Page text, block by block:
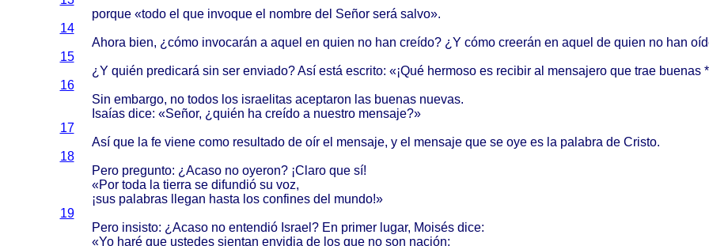
porque«todoel que invoqueel nombredel Señor será salvo».
14
Ahora bien, ¿ cómo invocarán a aquel en quien no han creído? ¿Y cómo creerán en aquel de quien no han
15
¿Y quién predicará sin ser enviado?Así está escrito: «¡Qué hermosoes recibiral mensajeroque trae buenas*
16
Sin embargo, no todoslos israelitas aceptaron las buenas nuevas.
Isaías dice: «Señor, ¿ quién ha creídoa nuestro mensaje?»
17
Asíque la fe viene como resultadode oírel mensaje, y el mensajeque se oye es la palabra de Cristo.
18
Pero pregunto: ¿ Acasono oyeron? ¡Claroque sí!
«Por toda la tierra se difundiósu voz,
¡sus palabras llegan hasta los confinesdel mundo!»
19
Pero insisto: ¿ Acasono entendió Israel ? En primer lugar, Moisés dice:
«Yo haréque ustedes sientan envidia de los que no son nación;